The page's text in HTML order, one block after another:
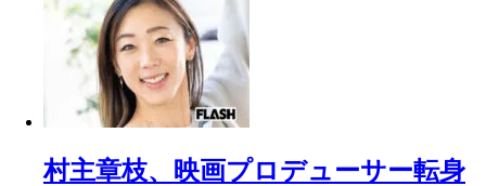
村主章枝、映画プロデューサー転身